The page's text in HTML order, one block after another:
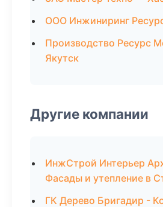
ООО Инжиниринг
Производство Ресурс
Якутск
Другие компании
ИнжСтрой Интерьер
Фасады и утепление в
ГК Дерево Бригадир -